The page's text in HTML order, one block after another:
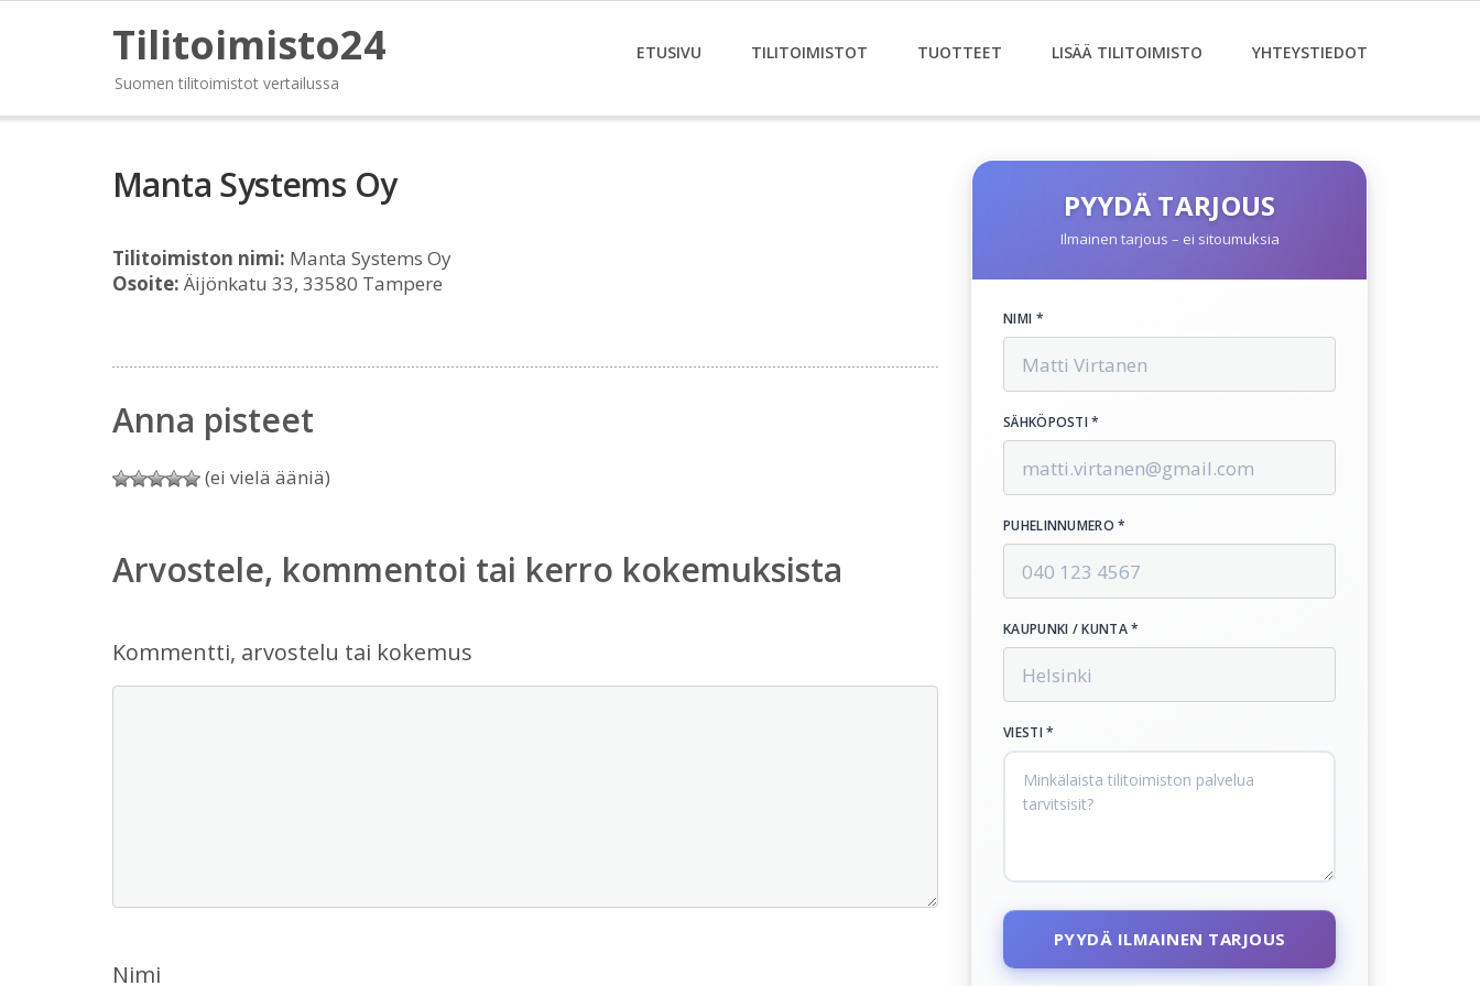
Tilitoimisto24
Suomen tilitoimistot vertailussa
ETUSIVU TILITOIMISTOT TUOTTEET LISÄÄ TILITOIMISTO YHTEYSTIEDOT
Manta Systems Oy
Tilitoimiston nimi: Manta Systems Oy
Osoite: Äijönkatu 33, 33580 Tampere
Anna pisteet
(ei vielä ääniä)
Arvostele, kommentoi tai kerro kokemuksista
Kommentti, arvostelu tai kokemus
Nimi
PYYDÄ TARJOUS
Ilmainen tarjous – ei sitoumuksia
NIMI *
SÄHKÖPOSTI *
PUHELINNUMERO *
KAUPUNKI / KUNTA *
VIESTI *
PYYDÄ ILMAINEN TARJOUS